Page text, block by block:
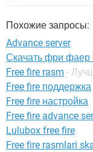
YANDEX
ВИДЕО
YANDEX
Похожие запросы:
Advance server
Скачать фри фаер
Free fire rasm -
Free fire поддержка
Free fire настройка
Free fire advance
Lulubox free fire
Free fire rasmlari